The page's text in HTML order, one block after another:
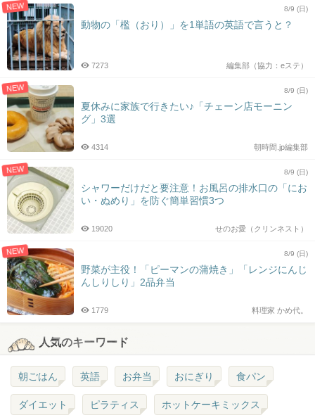
NEW 8/9 (日)
動物の「檻（おり）」を1単語の英語で言うと？
編集部（協力：eステ）
7273
NEW 8/9 (日)
夏休みに家族で行きたい♪「チェーン店モーニン
グ」3選
朝時間.jp編集部
4314
NEW 8/9 (日)
シャワーだけだと要注意！お風呂の排水口の「にお
い・ぬめり」を防ぐ簡単習慣3つ
せのお愛（クリンネスト）
19020
NEW 8/9 (日)
野菜が主役！「ピーマンの蒲焼き」「レンジにんじ
んしりしり」2品弁当
料理家 かめ代。
1779
人気のキーワード
朝ごはん 英語 お弁当 おにぎり 食パン
ダイエット ピラティス ホットケーキミックス